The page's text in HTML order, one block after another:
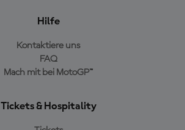
Hilfe
Kontaktiere uns
FAQ
Mach mit bei MotoGP™
Tickets & Hospitality